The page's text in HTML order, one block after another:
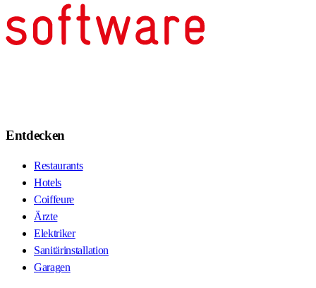
Entdecken
Restaurants
Hotels
Coiffeure
Ärzte
Elektriker
Sanitärinstallation
Garagen